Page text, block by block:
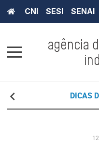
CNI SESI SENAI
agência
DICAS